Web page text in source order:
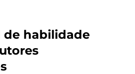
de habilidade